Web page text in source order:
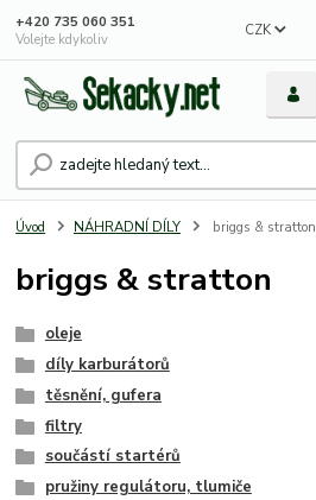
CZK
+420 735 060 351
Volejte kdykoliv
Úvod NÁHRADNÍ DÍLY briggs & stratton
briggs & stratton
oleje
díly karburátorů
těsnění, gufera
filtry
součástí startérů
pružiny regulátoru, tlumiče